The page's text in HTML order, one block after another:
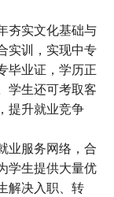
实文化基础与
实训，实现中专
毕业证，学历正
学生还可考取客
提升就业竞争
服务网络，合
学生提供大量优
解决入职、转